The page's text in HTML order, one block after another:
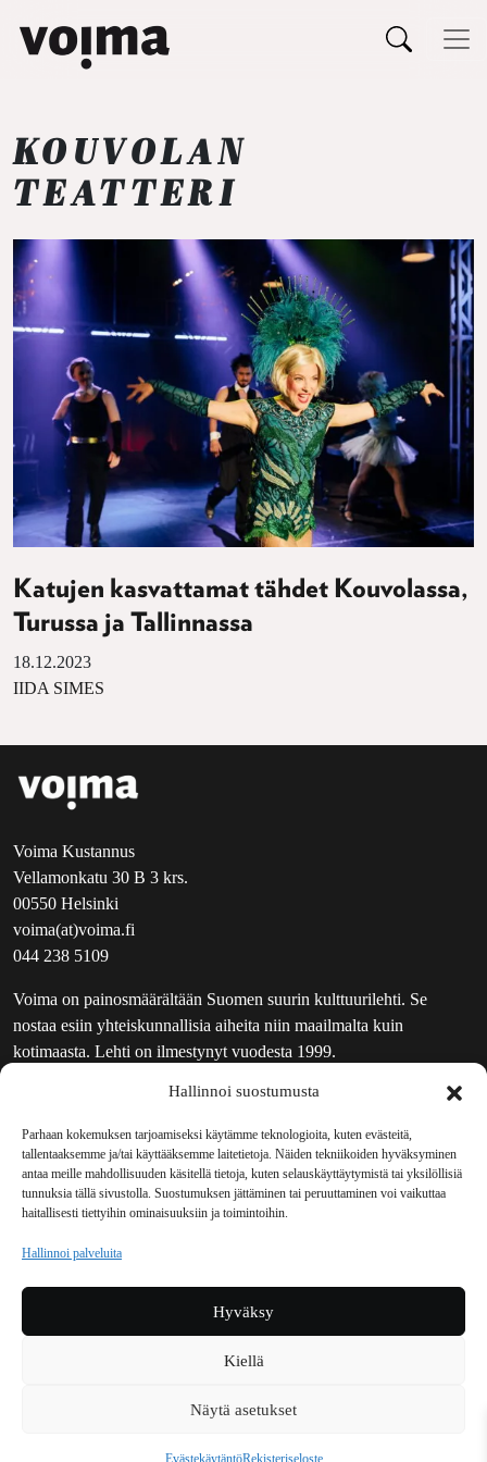
Hallinnoi suostumusta
Parhaan kokemuksen tarjoamiseksi käytämme teknologioita, kuten evästeitä,
tallentaaksemme ja/tai käyttääksemme laitetietoja. Näiden tekniikoiden hyväksyminen
antaa meille mahdollisuuden käsitellä tietoja, kuten selauskäyttäytymistä tai yksilöllisiä
tunnuksia tällä sivustolla. Suostumuksen jättäminen tai peruuttaminen voi vaikuttaa
haitallisesti tiettyihin ominaisuuksiin ja toimintoihin.
Hallinnoi palveluita
Hyväksy
Kiellä
Näytä asetukset
EvästekäytäntöRekisteriseloste
Päävalikko
KOUVOLAN
TEATTERI
Katujen kasvattamat tähdet Kouvolassa,
Turussa ja Tallinnassa
18.12.2023
IIDA SIMES
Voima Kustannus
Vellamonkatu 30 B 3 krs.
00550 Helsinki
voima(at)voima.fi
044 238 5109
Voima on painosmäärältään Suomen suurin kulttuurilehti. Se
nostaa esiin yhteiskunnallisia aiheita niin maailmalta kuin
kotimaasta. Lehti on ilmestynyt vuodesta 1999.
UUTISKIRJE
MAINOSTAJILLE
VASTAMAINOKSET
JAKELUPAIKAT
REKISTERISELOSTE
TILAUKSEN PERUUTUSPYYNTÖ
TILAUSOHJEET JA -EHDOT